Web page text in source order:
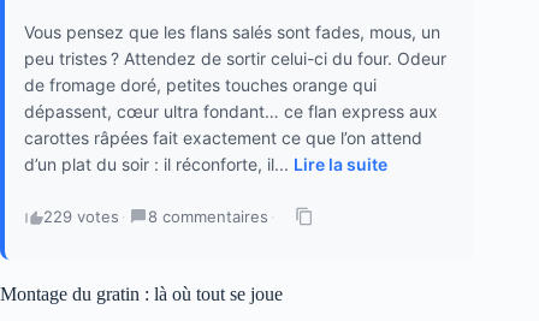
Vous pensez que les flans salés sont fades, mous, un
peu tristes ? Attendez de sortir celui-ci du four. Odeur
de fromage doré, petites touches orange qui
dépassent, cœur ultra fondant… ce flan express aux
carottes râpées fait exactement ce que l’on attend
d’un plat du soir : il réconforte, il... Lire la suite
229 votes · 8 commentaires ·
Montage du gratin : là où tout se joue